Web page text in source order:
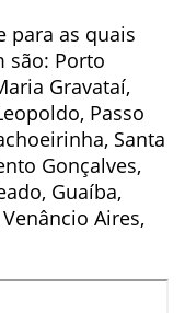
para as quais
são: Porto
Gravataí,
Passo
Santa
Gonçalves,
Guaíba,
Aires,